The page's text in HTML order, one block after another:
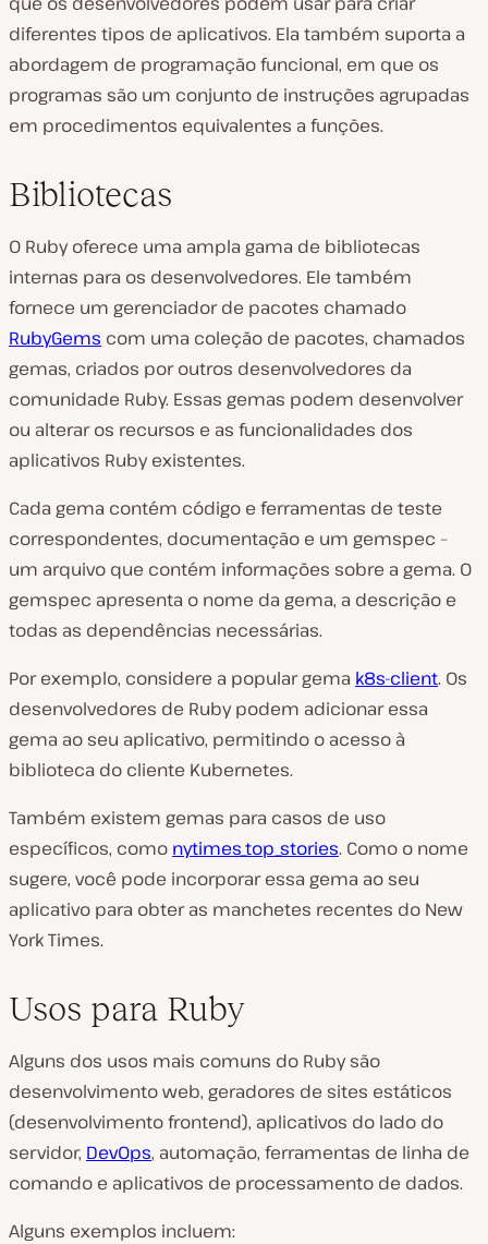
diferentes tipos de aplicativos. Ela também suporta a
abordagem de programação funcional, em que os
programas são um conjunto de instruções agrupadas
em procedimentos equivalentes a funções.
Bibliotecas
O Ruby oferece uma ampla gama de bibliotecas
internas para os desenvolvedores. Ele também
fornece um gerenciador de pacotes chamado
RubyGems com uma coleção de pacotes, chamados
gemas, criados por outros desenvolvedores da
comunidade Ruby. Essas gemas podem desenvolver
ou alterar os recursos e as funcionalidades dos
aplicativos Ruby existentes.
Cada gema contém código e ferramentas de teste
correspondentes, documentação e um gemspec –
um arquivo que contém informações sobre a gema. O
gemspec apresenta o nome da gema, a descrição e
todas as dependências necessárias.
Por exemplo, considere a popular gema k8s-client. Os
desenvolvedores de Ruby podem adicionar essa
gema ao seu aplicativo, permitindo o acesso à
biblioteca do cliente Kubernetes.
Também existem gemas para casos de uso
específicos, como nytimes_top_stories. Como o nome
sugere, você pode incorporar essa gema ao seu
aplicativo para obter as manchetes recentes do New
York Times.
Usos para Ruby
Alguns dos usos mais comuns do Ruby são
desenvolvimento web, geradores de sites estáticos
(desenvolvimento frontend), aplicativos do lado do
servidor, DevOps, automação, ferramentas de linha de
comando e aplicativos de processamento de dados.
Alguns exemplos incluem: